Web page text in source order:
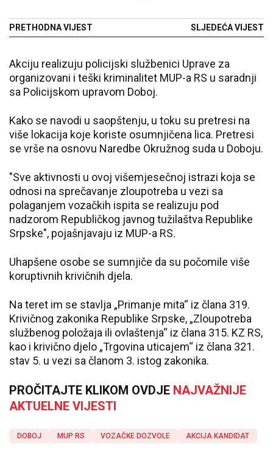
PRETHODNA VIJEST SLJEDEĆA VIJEST
Akciju realizuju policijski službenici Uprave za
organizovani i teški kriminalitet MUP-a RS u saradnji
sa Policijskom upravom Doboj.
Kako se navodi u saopštenju, u toku su pretresi na
više lokacija koje koriste osumnjičena lica. Pretresi
se vrše na osnovu Naredbe Okružnog suda u Doboju.
"Sve aktivnosti u ovoj višemjesečnoj istrazi koja se
odnosi na sprečavanje zloupotreba u vezi sa
polaganjem vozačkih ispita se realizuju pod
nadzorom Republičkog javnog tužilaštva Republike
Srpske", pojašnjavaju iz MUP-a RS.
Uhapšene osobe se sumnjiče da su počomile više
koruptivnih krivičnih djela.
Na teret im se stavlja „Primanje mita“ iz člana 319.
Krivičnog zakonika Republike Srpske, „Zloupotreba
službenog položaja ili ovlaštenja“ iz člana 315. KZ RS,
kao i krivično djelo „Trgovina uticajem“ iz člana 321.
stav 5. u vezi sa članom 3. istog zakonika.
PROČITAJTE KLIKOM OVDJE NAJVAŽNIJE
AKTUELNE VIJESTI
DOBOJ MUP RS VOZAČKE DOZVOLE AKCIJA KANDIDAT